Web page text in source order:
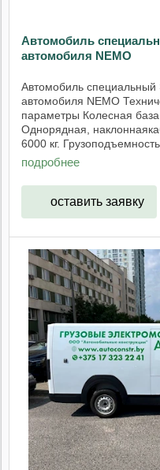
Автомобиль
автомобиля NEMO
Автомобиль
автомобиля NEMO
параметры Колесная
Однорядная,
6000 кг.
изотермического ...
подробнее
оставить заявку